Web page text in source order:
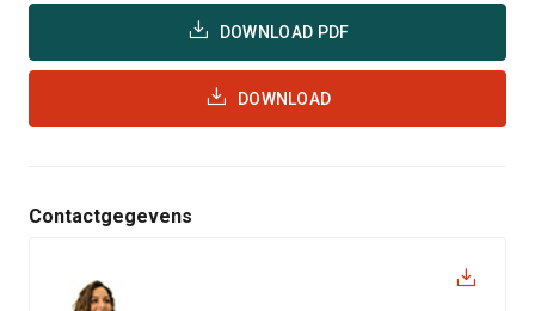
DOWNLOAD PDF
DOWNLOAD
Contactgegevens